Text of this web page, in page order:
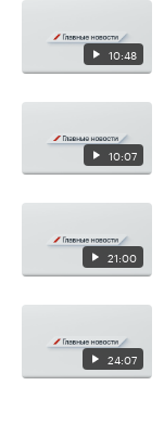
10:48
10:07
21:00
24:07